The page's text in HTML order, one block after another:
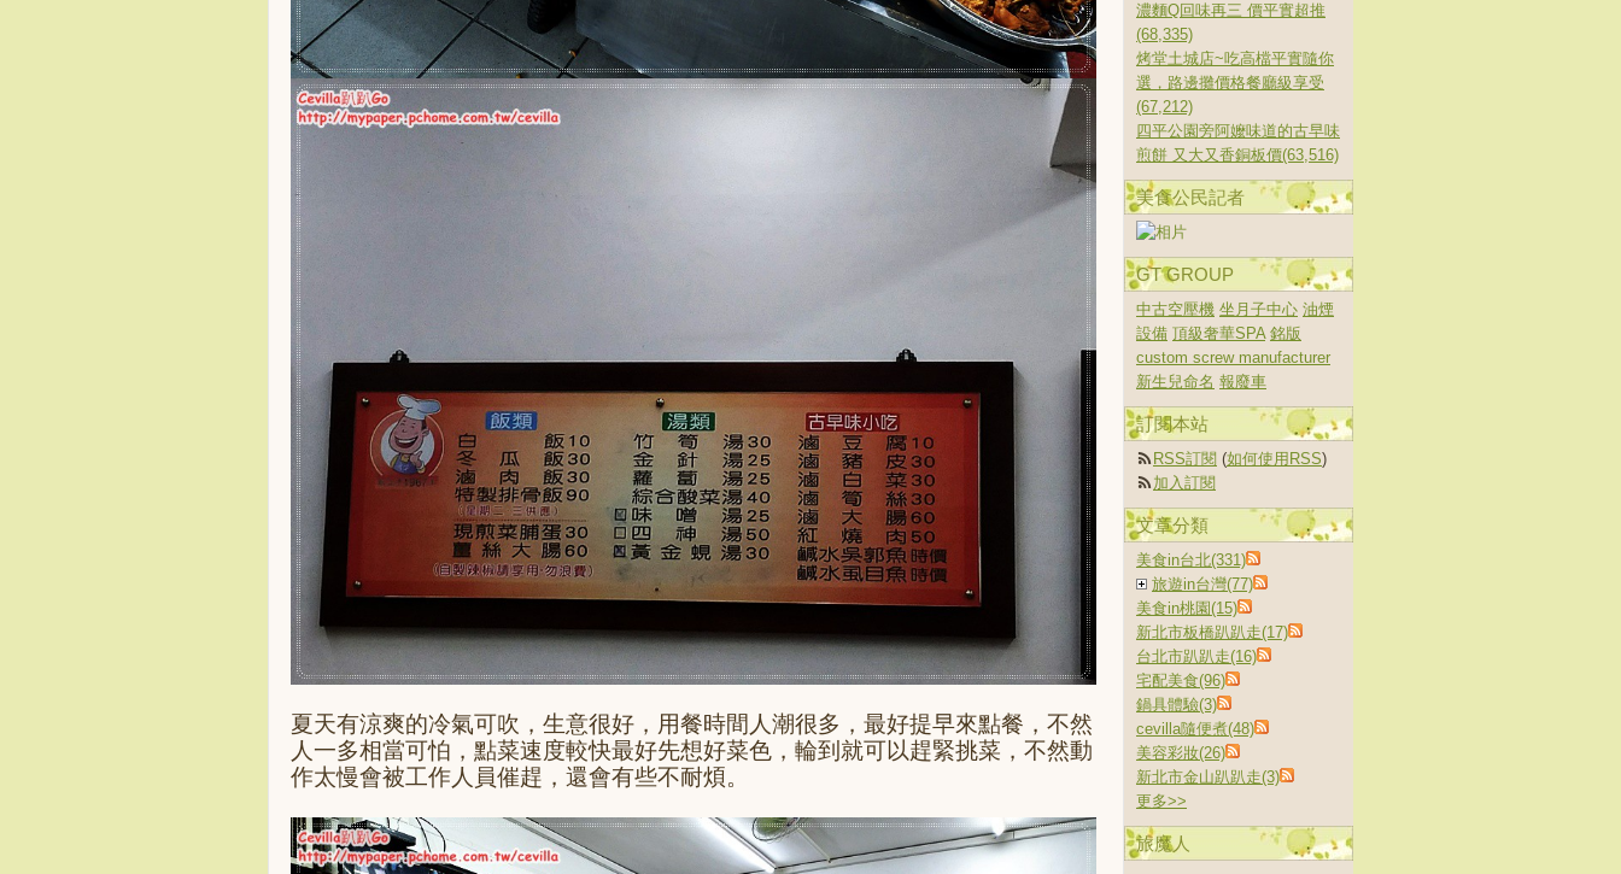
夏天有涼爽的冷氣可吹，生意很好，用餐時間人潮很多，最好提早來點餐，不然
人一多相當可怕，點菜速度較快最好先想好菜色，輪到就可以趕緊挑菜，不然動
作太慢會被工作人員催趕，還會有些不耐煩。
濃麵Q回味再三 價平實超推
(68,335)
烤堂土城店~吃高檔平實隨你
選，路邊攤價格餐廳級享受
(67,212)
四平公園旁阿嬤味道的古早味
煎餅 又大又香銅板價(63,516)
美食公民記者
GT GROUP
中古空壓機 坐月子中心 油煙
設備 頂級奢華SPA 銘版
custom screw manufacturer
新生兒命名 報廢車
訂閱本站
RSS訂閱 (如何使用RSS)
加入訂閱
文章分類
美食in台北(331)
旅遊in台灣(77)
美食in桃園(15)
新北市板橋趴趴走(17)
台北市趴趴走(16)
宅配美食(96)
鍋具體驗(3)
cevilla隨便煮(48)
美容彩妝(26)
新北市金山趴趴走(3)
更多>>
旅魔人